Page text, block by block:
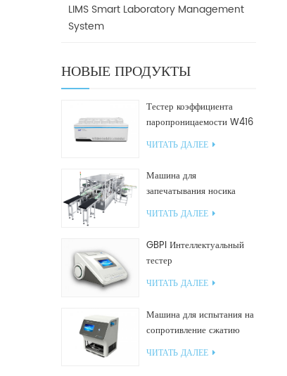
LIMS Smart Laboratory Management
System
НОВЫЕ ПРОДУКТЫ
Тестер коэффициента
паропроницаемости W416
2.0
ЧИТАТЬ ДАЛЕЕ
Машина для
запечатывания носика
GF2600-X для наклонных
ЧИТАТЬ ДАЛЕЕ
GBPI Интеллектуальный
тестер
производительности
уплотнений
ЧИТАТЬ ДАЛЕЕ
Машина для испытания на
сопротивление сжатию
GBN200G для
пластиковых пакетов
ЧИТАТЬ ДАЛЕЕ